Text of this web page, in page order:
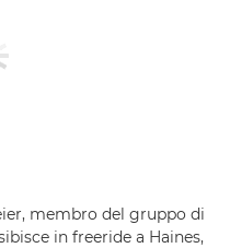
membro del gruppo di
in freeride a Haines,